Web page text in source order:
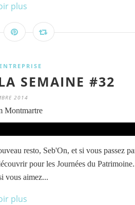
plus
SEMAINE #32
2014
Montmartre
resto, Seb'On, et si vous passez
pour les Journées du
vous aimez...
plus